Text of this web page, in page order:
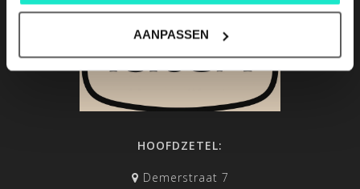
AANPASSEN
HOOFDZETEL:
Demerstraat 7